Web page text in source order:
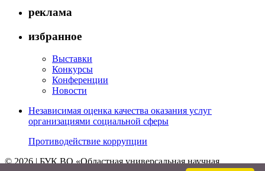
реклама
избранное
Выставки
Конкурсы
Конференции
Новости
Независимая оценка качества оказания услуг
организациями социальной сферы
Противодействие коррупции
© 2026 | БУК ВО «Областная универсальная научная